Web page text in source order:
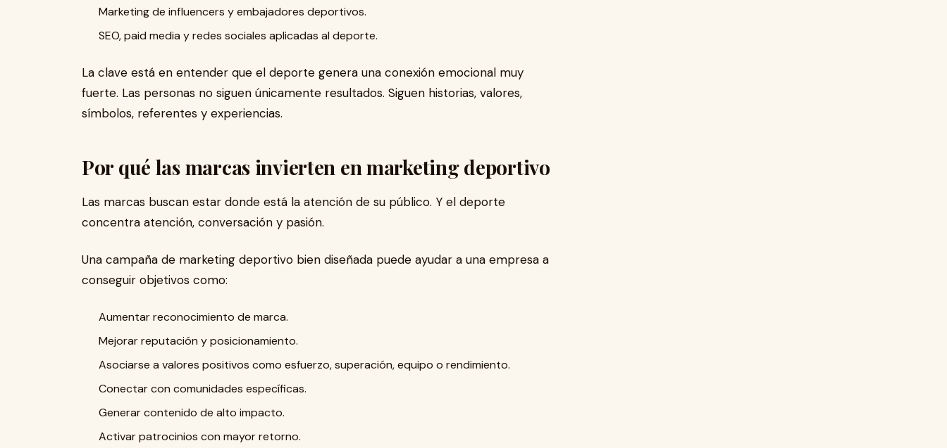
Marketing de influencers y embajadores deportivos.
SEO, paid media y redes sociales aplicadas al deporte.
La clave está en entender que el deporte genera una conexión emocional muy
fuerte. Las personas no siguen únicamente resultados. Siguen historias, valores,
símbolos, referentes y experiencias.
Por qué las marcas invierten en marketing deportivo
Las marcas buscan estar donde está la atención de su público. Y el deporte
concentra atención, conversación y pasión.
Una campaña de marketing deportivo bien diseñada puede ayudar a una empresa a
conseguir objetivos como:
Aumentar reconocimiento de marca.
Mejorar reputación y posicionamiento.
Asociarse a valores positivos como esfuerzo, superación, equipo o rendimiento.
Conectar con comunidades específicas.
Generar contenido de alto impacto.
Activar patrocinios con mayor retorno.